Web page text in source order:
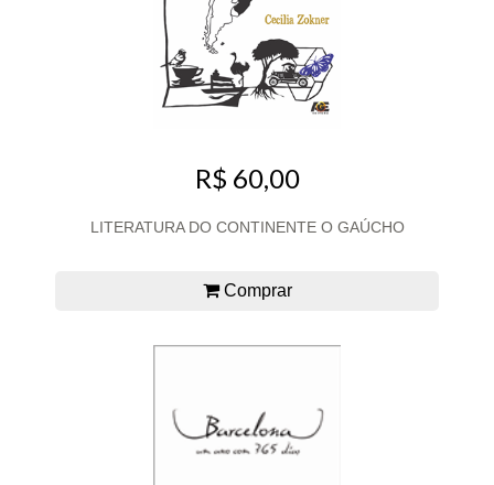
R$ 60,00
LITERATURA DO CONTINENTE O GAÚCHO
Comprar